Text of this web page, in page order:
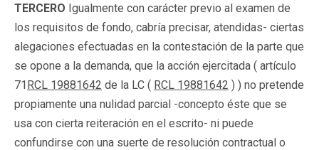
TERCERO Igualmente con carácter previo al examen de
los requisitos de fondo, cabría precisar, atendidas- ciertas
alegaciones efectuadas en la contestación de la parte que
se opone a la demanda, que la acción ejercitada ( artículo
71RCL 19881642 de la LC ( RCL 19881642 ) ) no pretende
propiamente una nulidad parcial -concepto éste que se
usa con cierta reiteración en el escrito- ni puede
confundirse con una suerte de resolución contractual o